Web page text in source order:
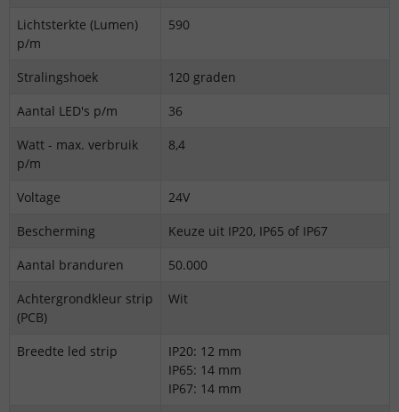
Lichtsterkte (Lumen)
p/m
590
Stralingshoek
120 graden
Aantal LED's p/m
36
Watt - max. verbruik
p/m
8,4
Voltage
24V
Bescherming
Keuze uit IP20, IP65 of IP67
Aantal branduren
50.000
Achtergrondkleur strip
(PCB)
Wit
Breedte led strip
IP20: 12 mm
IP65: 14 mm
IP67: 14 mm